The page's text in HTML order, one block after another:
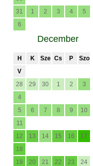
31
1 2 3 4
5
6
December
H K Sze Cs P
Szo
V
28
29 30 1 2
3
4
5
6 7 8 9
10
11
12
13 14 15 16
17
18
19
20 21 22 23
24